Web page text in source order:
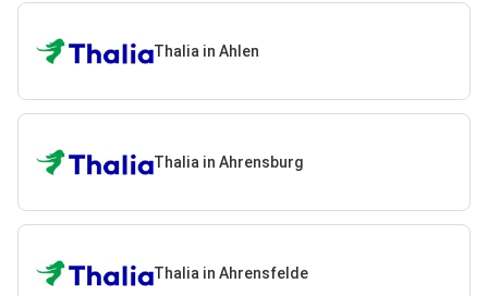
Thalia in Ahlen
Thalia in Ahrensburg
Thalia in Ahrensfelde